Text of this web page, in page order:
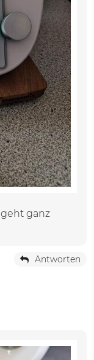
ganz
Antworten